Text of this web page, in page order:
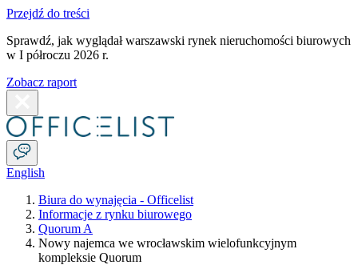
Przejdź do treści
Sprawdź, jak wyglądał warszawski rynek nieruchomości biurowych
w I półroczu 2026 r.
Zobacz raport
English
Biura do wynajęcia - Officelist
Informacje z rynku biurowego
Quorum A
Nowy najemca we wrocławskim wielofunkcyjnym
kompleksie Quorum